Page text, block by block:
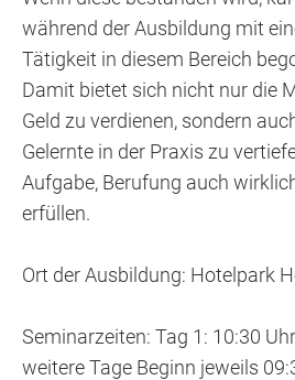
während der Ausbildung mit
Tätigkeit in diesem Bereich
Damit bietet sich nicht nur die
Geld zu verdienen, sondern
Gelernte in der Praxis zu
Aufgabe, Berufung auch
erfüllen.
Ort der Ausbildung: Hotelpark
Seminarzeiten: Tag 1: 10:30
weitere Tage Beginn jeweils